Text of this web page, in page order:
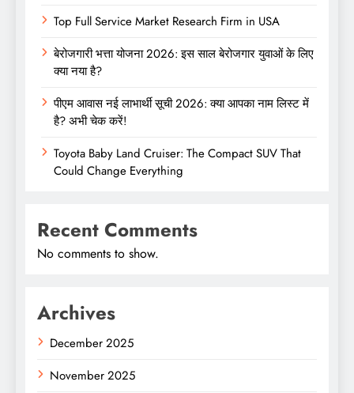
Top Full Service Market Research Firm in USA
बेरोजगारी भत्ता योजना 2026: इस साल बेरोजगार युवाओं के लिए
क्या नया है?
पीएम आवास नई लाभार्थी सूची 2026: क्या आपका नाम लिस्ट में
है? अभी चेक करें!
Toyota Baby Land Cruiser: The Compact SUV That
Could Change Everything
Recent Comments
No comments to show.
Archives
December 2025
November 2025